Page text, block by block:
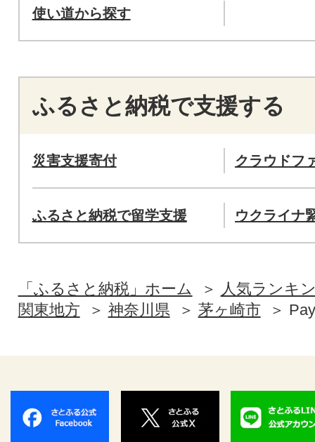
使い道から探す
ふるさと納税で支援する
災害支援寄付 クラウドフ
ふるさと納税で留学支援 ウクライナ
「ふるさと納税」ホーム
人気ランキ
関東地方
神奈川県 茅ヶ崎市